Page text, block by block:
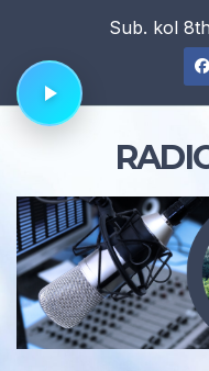
content
Sub. kol